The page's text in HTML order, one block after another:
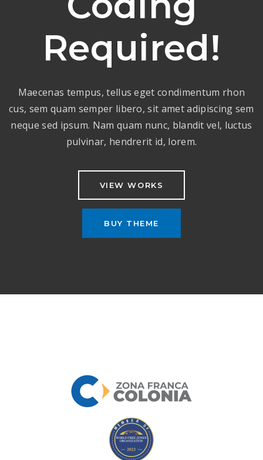
Required!
Maecenas tempus, tellus eget condimentum rhon
cus, sem quam semper libero, sit amet adipiscing sem
neque sed ipsum. Nam quam nunc, blandit vel, luctus
pulvinar, hendrerit id, lorem.
VIEW WORKS
BUY THEME